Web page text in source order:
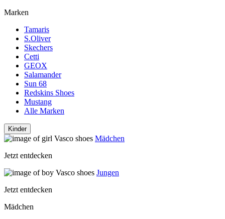
Marken
Tamaris
S.Oliver
Skechers
Cetti
GEOX
Salamander
Sun 68
Redskins Shoes
Mustang
Alle Marken
Kinder
Mädchen
Jetzt entdecken
Jungen
Jetzt entdecken
Mädchen